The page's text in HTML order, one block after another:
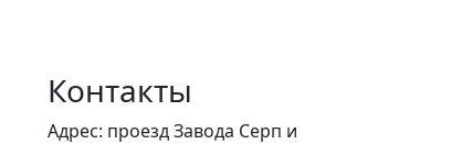
Контакты
Адрес: проезд Завода Серп и